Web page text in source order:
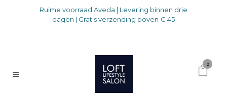
Ruime voorraad Aveda | Levering binnen drie
dagen | Gratis verzending boven € 45
0